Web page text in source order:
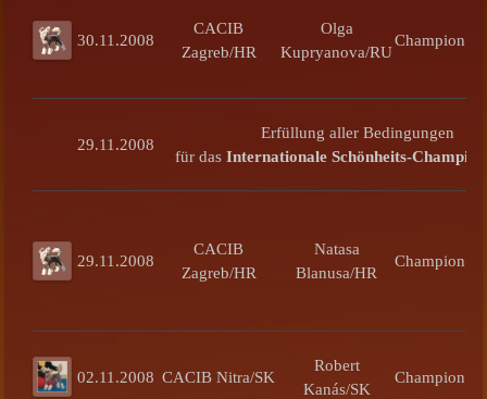
30.11.2008
CACIB
Zagreb/HR
Olga
Kupryanova/RU
Champion
29.11.2008
Erfüllung aller Bedingungen
für dasInternationale Schönheits-
29.11.2008
CACIB
Zagreb/HR
Natasa
Blanusa/HR
Champion
02.11.2008 CACIB Nitra/SK
Robert
Kanás/SK
Champion